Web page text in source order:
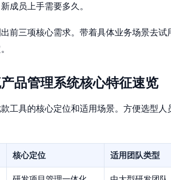
成员上手需要多久。
前三项核心需求。带着具体业务场景去
品管理系统核心特征速览
工具的核心定位和适用场景。方便选型
核心定位 适用团队类型